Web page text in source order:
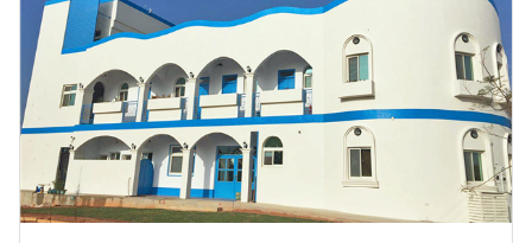
滿足，晚上在庭院還可以仰望金門的星空，讓心靈獲得滿足。
這是一間有特色的民宿，歡迎您來體驗分享。